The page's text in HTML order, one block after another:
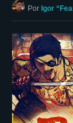
Por Igor